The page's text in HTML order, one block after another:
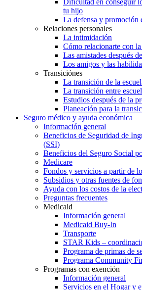
tu hijo
La defensa y promoción
Relaciones personales
La intimidación
Cómo relacionarte con
Las amistades después
Los amigos y las
Transiciónes
La transición de la
La transición entre
Estudios después de la
Planeación para la
Seguro médico y ayuda económica
Información general
Beneficios de Seguridad de
(SSI)
Beneficios del Seguro Social
Medicare
Fondos y servicios a partir de
Subsidios y otras fuentes de
Ayuda con los costos de la
Preguntas frecuentes
Medicaid
Información general
Medicaid Buy-In
Transporte
STAR Kids –
Programa de primas de
Programa Community
Programas con exención
Información general
Servicios en el Hogar y